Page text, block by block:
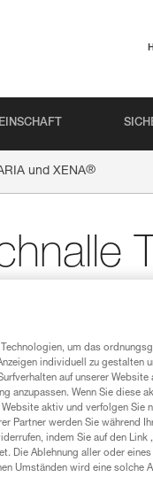
und XENA®
,
®
für die
für die
um das
individuell zu gestalten
auf unserer Website
anzupassen. Wenn Sie diese
aktiv und verfolgen Sie
Partner werden Sie während
indem Sie auf den Link
Die Ablehnung aller oder
Umständen wird eine solche